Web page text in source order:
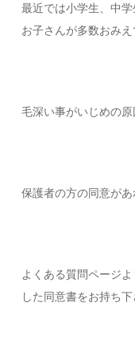
最近では小学生、中
お子さんが多数おみえ
毛深い事がいじめの原
保護者の方の同意があ
よくある質問ページ
した同意書をお持ち下